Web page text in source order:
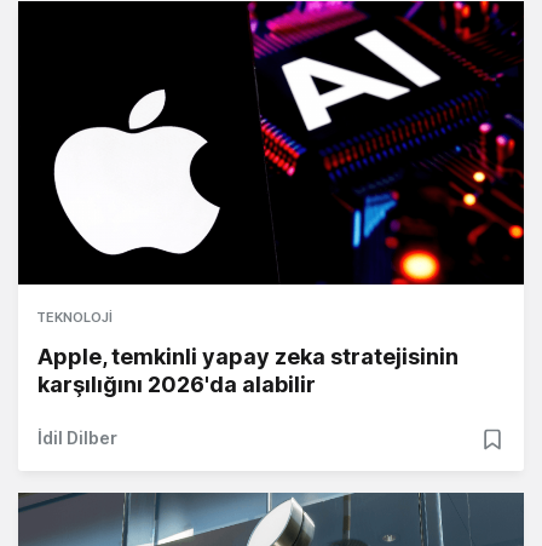
TEKNOLOJI
Apple, temkinli yapay zeka stratejisinin
karşılığını 2026'da alabilir
İdil Dilber